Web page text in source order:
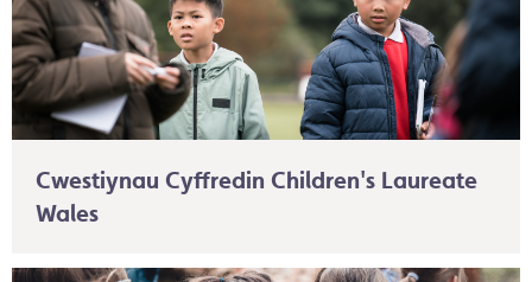
Cwestiynau Cyffredin Children's Laureate
Wales